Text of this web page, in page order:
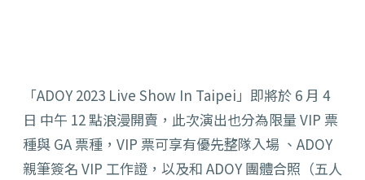
「ADOY 2023 Live Show In Taipei」即將於 6 月 4
日 中午 12 點浪漫開賣，此次演出也分為限量 VIP 票
種與 GA 票種，VIP 票可享有優先整隊入場 、ADOY
親筆簽名 VIP 工作證，以及和 ADOY 團體合照（五人